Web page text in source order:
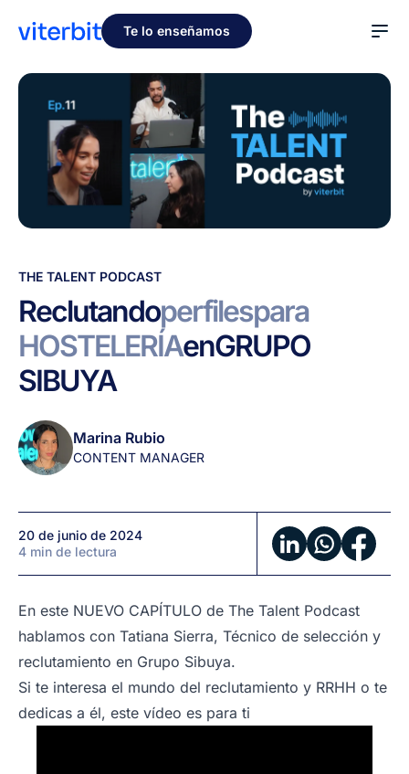
Te lo enseñamos
Reclutando
perfiles
para
HOSTELERÍA
GRUPO
THE TALENT PODCAST
Reclutandoperfilespara
HOSTELERÍAenGRUPO
SIBUYA
Marina Rubio
CONTENT MANAGER
20 de junio de 2024
4 min de lectura
En este NUEVO CAPÍTULO de The Talent Podcast
hablamos con Tatiana Sierra, Técnico de selección y
reclutamiento en Grupo Sibuya.
Si te interesa el mundo del reclutamiento y RRHH o te
dedicas a él, este vídeo es para ti